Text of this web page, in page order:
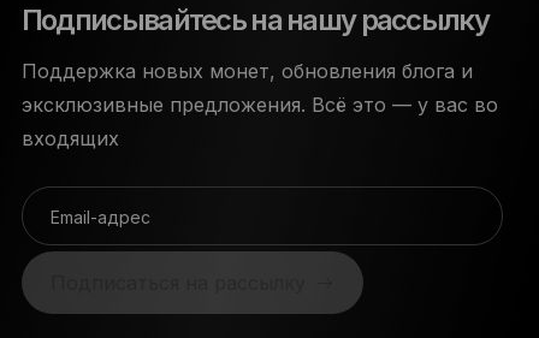
Подписывайтесь на нашу рассылку
Поддержка новых монет, обновления блога и
эксклюзивные предложения. Всё это — у вас во
входящих
Email-адрес